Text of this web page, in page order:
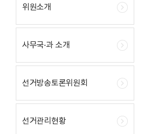
위원소개
사무국·과 소개
선거방송토론위원회
선거관리현황